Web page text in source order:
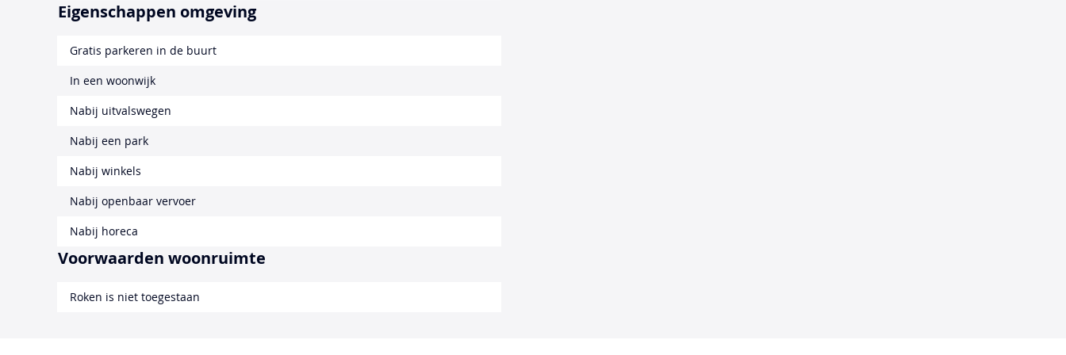
Eigenschappen omgeving
Gratis parkeren in de buurt
In een woonwijk
Nabij uitvalswegen
Nabij een park
Nabij winkels
Nabij openbaar vervoer
Nabij horeca
Voorwaarden woonruimte
Roken is niet toegestaan